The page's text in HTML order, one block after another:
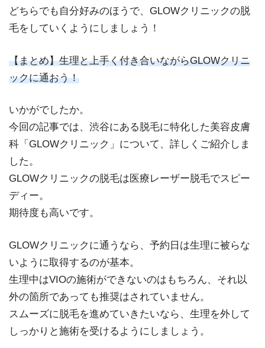
どちらでも自分好みのほうで、GLOWクリニックの脱
毛をしていくようにしましょう！
【まとめ】生理と上手く付き合いながらGLOWクリニ
ックに通おう！
いかがでしたか。
今回の記事では、渋谷にある脱毛に特化した美容皮膚
科「GLOWクリニック」について、詳しくご紹介しま
した。
GLOWクリニックの脱毛は医療レーザー脱毛でスピー
ディー。
期待度も高いです。
GLOWクリニックに通うなら、予約日は生理に被らな
いように取得するのが基本。
生理中はVIOの施術ができないのはもちろん、それ以
外の箇所であっても推奨はされていません。
スムーズに脱毛を進めていきたいなら、生理を外して
しっかりと施術を受けるようにしましょう。